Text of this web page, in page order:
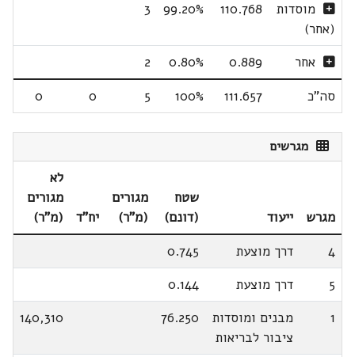
מוסדות
(אחר)
110.768
99.20%
3
אחר 0.889
0.80%
2
סה"כ
111.657
100%
5
0
0
מגרשים
מגרש ייעוד
שטח
(דונם)
מגורים
(מ"ר)
יח"ד
לא
מגורים
(מ"ר)
4
דרך מוצעת
0.745
5
דרך מוצעת
0.144
1
מבנים ומוסדות
ציבור לבריאות
76.250
140,310